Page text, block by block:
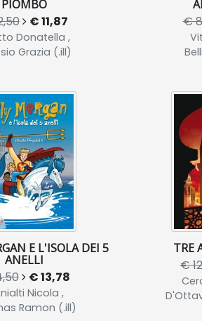
PIOMBO
€ 11,87
Donatella ,
Grazia (.ill)
€
E L'ISOLA DEI 5
ANELLI
€ 13,78
Nicola ,
Ramon (.ill)
TRE
€